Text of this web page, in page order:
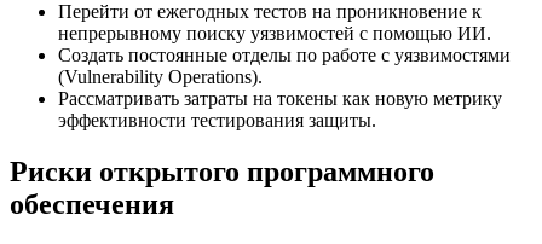
Перейти от ежегодных тестов на проникновение к
непрерывному поиску уязвимостей с помощью ИИ.
Создать постоянные отделы по работе с уязвимостями
(Vulnerability Operations).
Рассматривать затраты на токены как новую метрику
эффективности тестирования защиты.
Риски открытого программного
обеспечения